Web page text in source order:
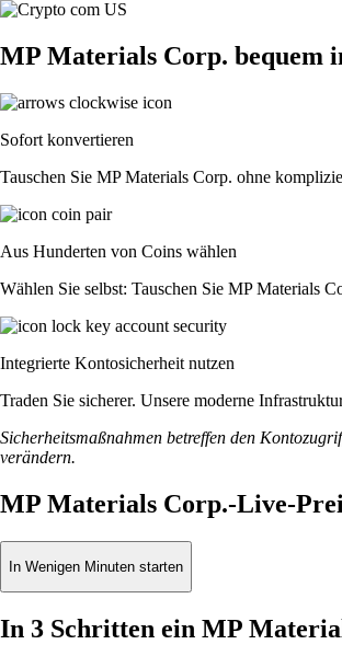
MP Materials Corp. bequem
Sofort konvertieren
Tauschen Sie MP Materials Corp. ohne
Aus Hunderten von Coins wählen
Wählen Sie selbst: Tauschen Sie MP Materials
Integrierte Kontosicherheit nutzen
Traden Sie sicherer. Unsere moderne
Sicherheitsmaßnahmen betreffen den
verändern.
MP Materials Corp.-Live-
In Wenigen Minuten starten
In 3 Schritten ein MP